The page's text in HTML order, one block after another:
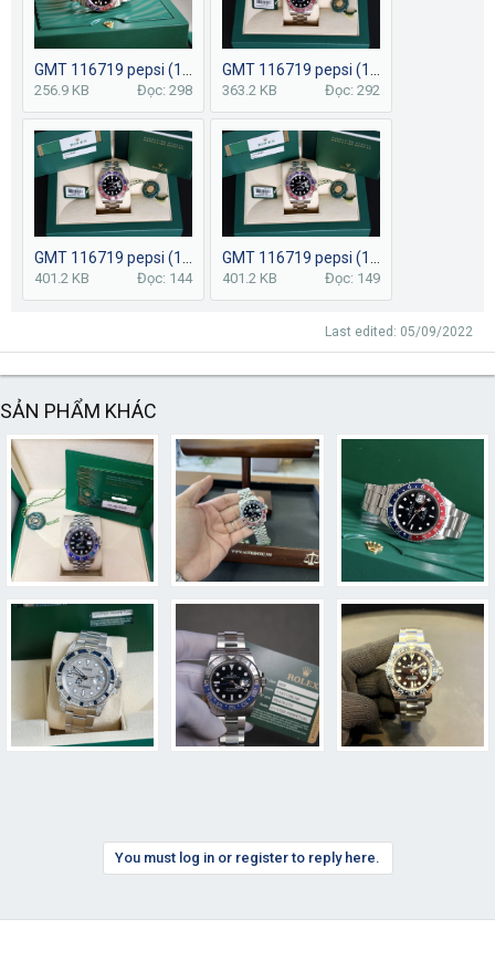
256.9 KB Đọc: 298 363.2 KB Đọc: 292
401.2 KB Đọc: 144 401.2 KB Đọc: 149
Last edited: 05/09/2022
SẢN PHẨM KHÁC
You must log in or register to reply here.